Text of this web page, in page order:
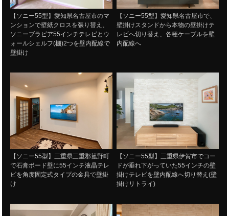
【ソニー55型】愛知県名古屋市のマ
ンションで壁紙クロスを張り替え、
ソニーブラビア55インチテレビとウ
ォールシェルフ(棚)2つを壁内配線で
壁掛け
【ソニー55型】愛知県名古屋市で、
壁掛けスタンドから本物の壁掛けテ
レビへ切り替え、各種ケーブルを壁
内配線へ
【ソニー55型】三重県三重郡菰野町
で石膏ボード壁に55インチ液晶テレ
ビを角度固定式タイプの金具で壁掛
け
【ソニー55型】三重県伊賀市でコー
ドが垂れ下がっていた55インチの壁
掛けテレビを壁内配線へ切り替え(壁
掛けリトライ)